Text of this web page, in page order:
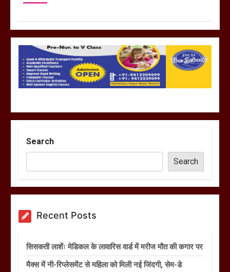
Search
Search
Recent Posts
सिसकती लाशेंः मेडिकल के लावारिस वार्ड में मरीज मौत की कगार पर
मैक्स में नी-रिप्लेसमेंट से महिला को मिली नई जिंदगी, सेम-डे